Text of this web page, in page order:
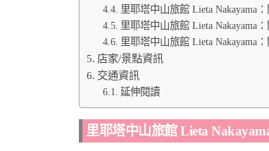
里耶塔中山旅館 Lieta Nakayama
里耶塔中山旅館 Lieta Nakayama
里耶塔中山旅館 Lieta Nakayama
店家/景點資訊
交通資訊
延伸閱讀
里耶塔中山旅館 Lieta